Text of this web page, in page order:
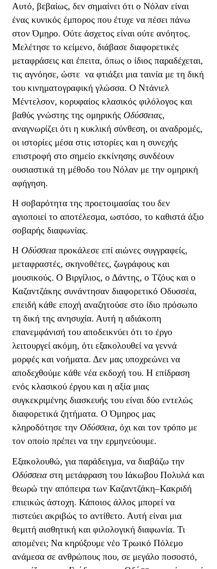
Αυτό, βεβαίως, δεν σημαίνει ότι ο Νόλαν είναι
ένας κυνικός έμπορος που έτυχε να πέσει πάνω
στον Όμηρο. Ούτε άσχετος είναι ούτε ανόητος.
Μελέτησε το κείμενο, διάβασε διαφορετικές
μεταφράσεις και έπειτα, όπως ο ίδιος παραδέχεται,
τις αγνόησε, ώστε να φτιάξει μια ταινία με τη δική
του κινηματογραφική γλώσσα. Ο Ντάνιελ
Μέντελσον, κορυφαίος κλασικός φιλόλογος και
βαθύς γνώστης της ομηρικής Οδύσσειας,
αναγνωρίζει ότι η κυκλική σύνθεση, οι αναδρομές,
οι ιστορίες μέσα στις ιστορίες και η συνεχής
επιστροφή στο σημείο εκκίνησης συνδέουν
ουσιαστικά τη μέθοδο του Νόλαν με την ομηρική
αφήγηση.
Η σοβαρότητα της προετοιμασίας του δεν
αγιοποιεί το αποτέλεσμα, ωστόσο, το καθιστά άξιο
σοβαρής διαφωνίας.
Η Οδύσσειαπροκάλεσε επί αιώνες συγγραφείς,
μεταφραστές, σκηνοθέτες, ζωγράφους και
μουσικούς. Ο Βιργίλιος, ο Δάντης, ο Τζόυς και ο
Καζαντζάκης συνάντησαν διαφορετικό Οδυσσέα,
επειδή κάθε εποχή αναζητούσε στο ίδιο πρόσωπο
τη δική της ανησυχία. Αυτή η αδιάκοπη
επανεμφάνισή του αποδεικνύει ότι το έργο
λειτουργεί ακόμη, ότι εξακολουθεί να γεννά
μορφές και νοήματα. Δεν μας υποχρεώνει να
αποδεχθούμε κάθε νέα εκδοχή του. Η επίδραση
ενός κλασικού έργου και η αξία μιας
συγκεκριμένης διασκευής του είναι δύο εντελώς
διαφορετικά ζητήματα. Ο Όμηρος μας
κληροδότησε την Οδύσσεια, όχι και τον τρόπο με
τον οποίο πρέπει να την ερμηνεύουμε.
Εξακολουθώ, για παράδειγμα, να διαβάζω την
Οδύσσειαστη μετάφραση του Ιάκωβου Πολυλά και
θεωρώ την απόπειρα των Καζαντζάκη–Κακριδή
επιεικώς άστοχη. Κάποιος άλλος μπορεί να
πιστεύει ακριβώς το αντίθετο. Αυτή είναι μια
θεμιτή αισθητική και φιλολογική διαφωνία. Τι
απομένει; Να κηρύξουμε νέο Τρωικό Πόλεμο
ανάμεσα σε ανθρώπους που, σε μεγάλο ποσοστό,